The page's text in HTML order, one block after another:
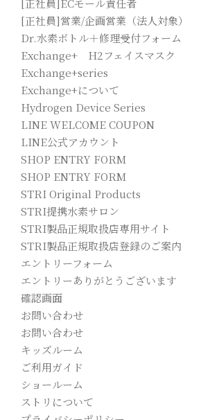
[正社員]ECモール責任者
[正社員]営業/企画営業（法人対象）
Dr.水素ボトル＋修理受付フォーム
Exchange+ H2フェイスマスク
Exchange+series
Exchange+について
Hydrogen Device Series
LINE WELCOME COUPON
LINE公式アカウント
SHOP ENTRY FORM
SHOP ENTRY FORM
STRI Original Products
STRI提携水素サロン
STRI製品正規取扱店専用サイト
STRI製品正規取扱店登録のご案内
エントリーフォーム
エントリーありがとうございます
確認画面
お問い合わせ
お問い合わせ
キッズルーム
ご利用ガイド
ショールーム
ストリについて